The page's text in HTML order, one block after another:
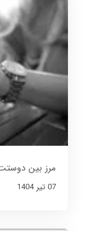
مرز بین
07 تير 1404